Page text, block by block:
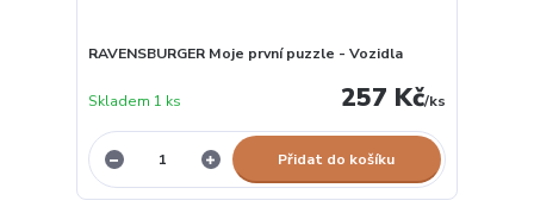
RAVENSBURGER Moje první puzzle - Vozidla
257 Kč/ks
Skladem 1 ks
Přidat do košíku